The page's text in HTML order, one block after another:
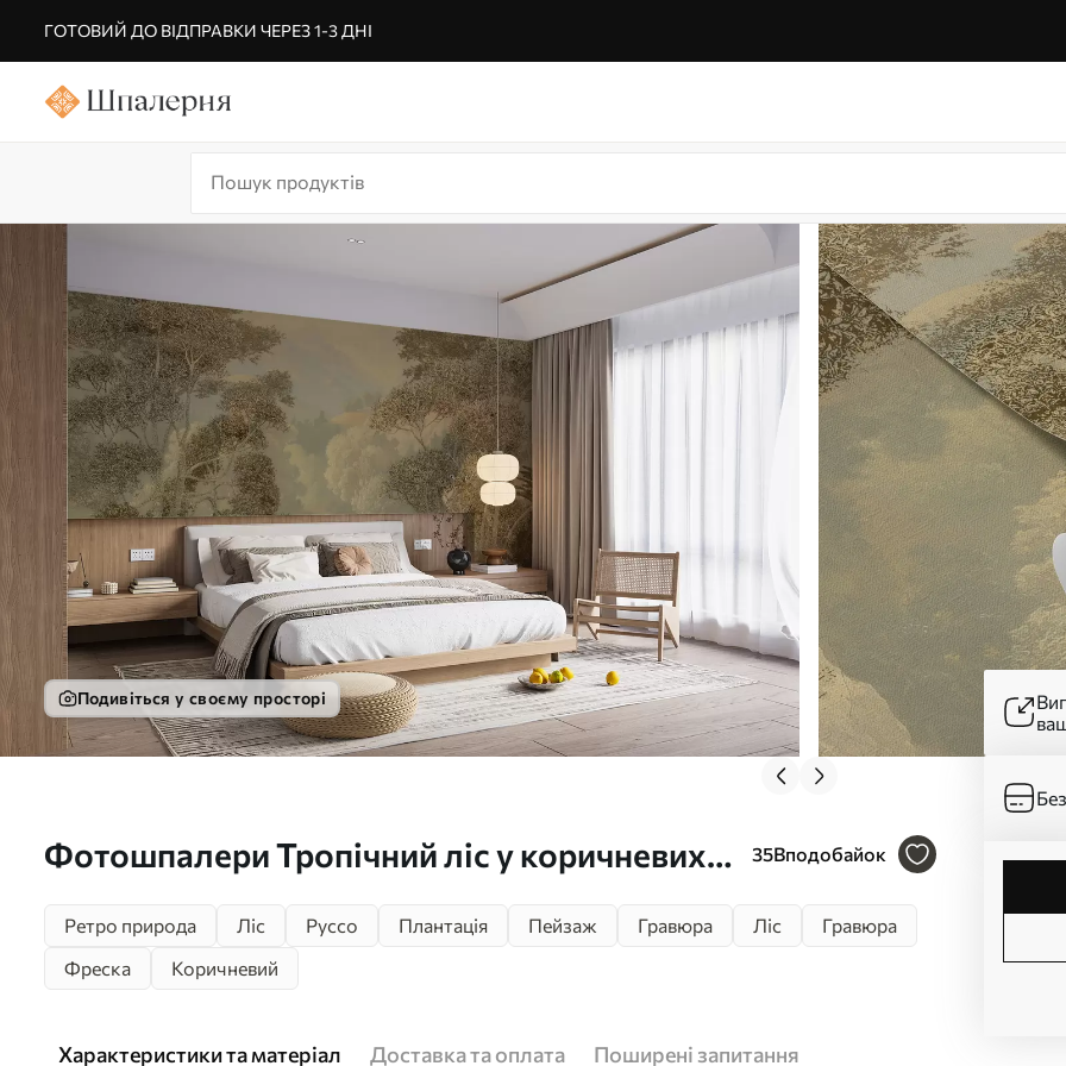
ГОТОВИЙ ДО ВІДПРАВКИ ЧЕРЕЗ 1-3 ДНІ
Подивіться у своєму просторі
Фотошпалери Тропічний ліс у коричневих
35Вподобайок
Ретро природа Ліс Руссо Плантація Пейзаж Гравюра Ліс
Гравюра
Фреска
Коричневий
Характеристики та матеріал Доставка та оплата Поширені запитання